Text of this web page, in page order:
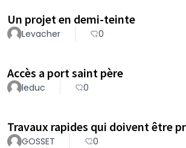
Un projet en demi-teinte
Levacher 0
Accès a port saint père
leduc 0
Travaux rapides qui doivent être
GOSSET 0